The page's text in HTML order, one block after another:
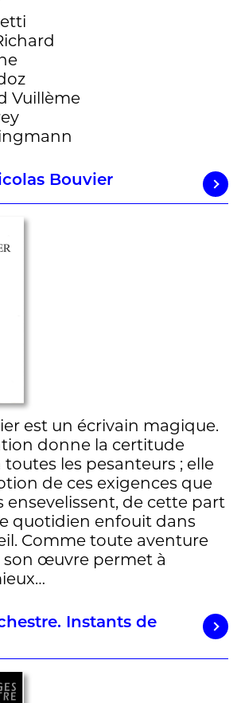
Vuillème
Bouvier
est un écrivain magique.
donne la certitude
toutes les pesanteurs ; elle
de ces exigences que
ensevelissent, de cette part
quotidien enfouit dans
Comme toute aventure
œuvre permet à
Instants de